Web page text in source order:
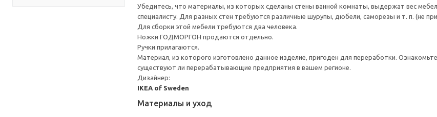
Убедитесь, что материалы, из которых сделаны стены ванной комнаты, выдержат вес
специалисту. Для разных стен требуются различные шурупы, дюбели, саморезы и т. п. (не
Для сборки этой мебели требуются два человека.
Ножки ГОДМОРГОН продаются отдельно.
Ручки прилагаются.
Материал, из которого изготовлено данное изделие, пригоден для переработки.
существуют ли перерабатывающие предприятия в вашем регионе.
Дизайнер:
IKEA of Sweden
Материалы и уход